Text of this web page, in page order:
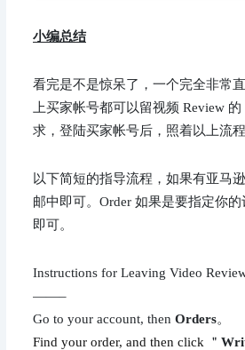
小编总结
看完是不是惊呆了，一个完全非常
上买家帐号都可以留视频 Review
求，登陆买家帐号后，照着以上流
以下简短的指导流程，如果有亚马
邮中即可。Order 如果是要指定你
即可。
Instructions for Leaving Video
——–
Go to your account, then Orders。
Find your order, and then click ＂